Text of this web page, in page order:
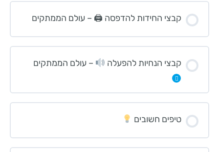
קבצי החידות להדפסה 🖨 – עולם הממתקים
קבצי הנחיות להפעלה – עולם הממתקים
טיפים חשובים